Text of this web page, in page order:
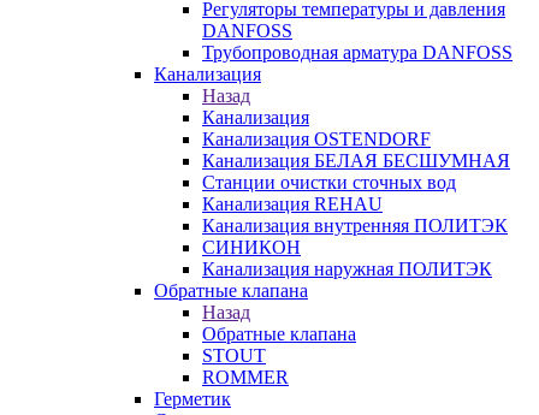
Регуляторы температуры и давления
DANFOSS
Трубопроводная арматура DANFOSS
Канализация
Назад
Канализация
Канализация OSTENDORF
Канализация БЕЛАЯ БЕСШУМНАЯ
Станции очистки сточных вод
Канализация REHAU
Канализация внутренняя ПОЛИТЭК
СИНИКОН
Канализация наружная ПОЛИТЭК
Обратные клапана
Назад
Обратные клапана
STOUT
ROMMER
Герметик